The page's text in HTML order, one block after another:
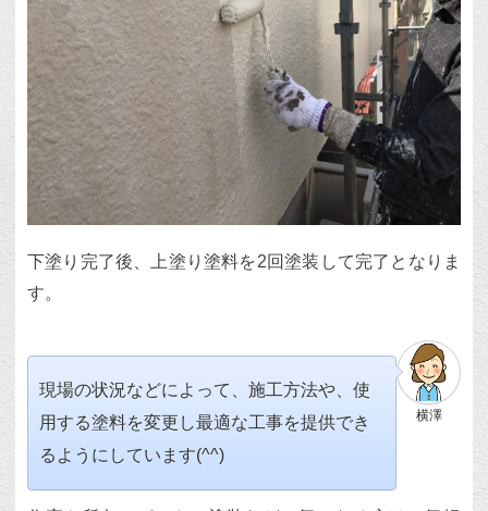
下塗り完了後、上塗り塗料を2回塗装して完了となりま
す。
横澤
現場の状況などによって、施工方法や、使
用する塗料を変更し最適な工事を提供でき
るようにしています(^^)